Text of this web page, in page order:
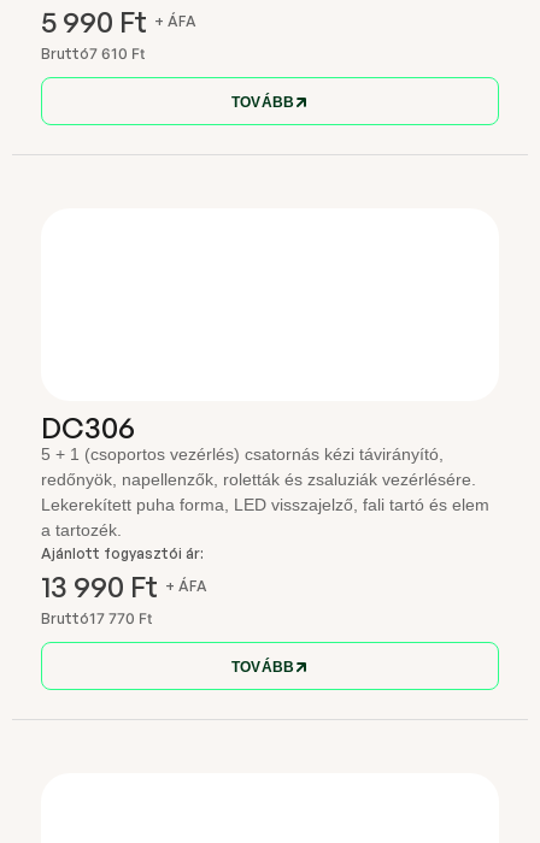
5 990 Ft + ÁFA
Bruttó7 610 Ft
TOVÁBB
DC306
5 + 1 (csoportos vezérlés) csatornás kézi távirányító,
redőnyök, napellenzők, roletták és zsaluziák vezérlésére.
Lekerekített puha forma, LED visszajelző, fali tartó és elem
a tartozék.
Ajánlott fogyasztói ár:
13 990 Ft + ÁFA
Bruttó17 770 Ft
TOVÁBB